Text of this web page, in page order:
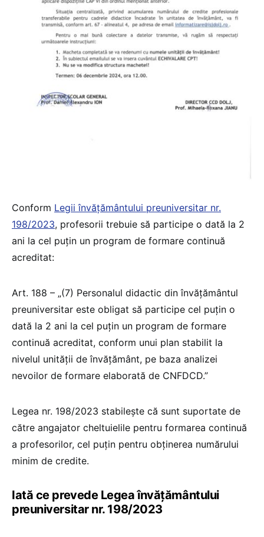
Conform Legii învățământului preuniversitar nr.
198/2023, profesorii trebuie să participe o dată la 2
ani la cel puțin un program de formare continuă
acreditat:
Art. 188 – „(7) Personalul didactic din învățământul
preuniversitar este obligat să participe cel puțin o
dată la 2 ani la cel puțin un program de formare
continuă acreditat, conform unui plan stabilit la
nivelul unității de învățământ, pe baza analizei
nevoilor de formare elaborată de CNFDCD.”
Legea nr. 198/2023 stabilește că sunt suportate de
către angajator cheltuielile pentru formarea continuă
a profesorilor, cel puțin pentru obținerea numărului
minim de credite.
Iată ce prevede Legea învățământului
preuniversitar nr. 198/2023